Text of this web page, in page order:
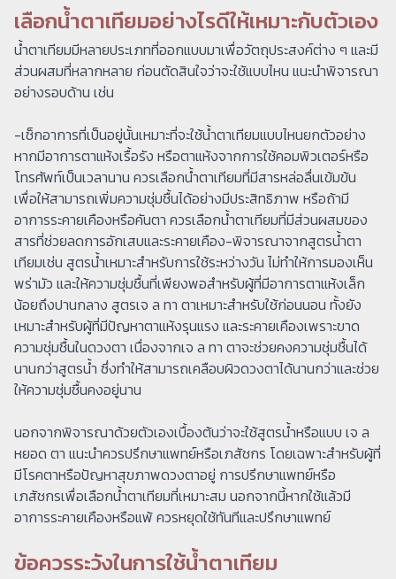
เลือกน้ำตาเทียมอย่างไรดีให้เหมาะกับตัวเอง
น้ำตาเทียมมีหลายประเภทที่ออกแบบมาเพื่อวัตถุประสงค์ต่าง ๆ และมี
ส่วนผสมที่หลากหลาย ก่อนตัดสินใจว่าจะใช้แบบไหน แนะนำพิจารณา
อย่างรอบด้าน เช่น
-เช็กอาการที่เป็นอยู่นั้นเหมาะที่จะใช้น้ำตาเทียมแบบไหนยกตัวอย่าง
หากมีอาการตาแห้งเรื้อรัง หรือตาแห้งจากการใช้คอมพิวเตอร์หรือ
โทรศัพท์เป็นเวลานาน ควรเลือกน้ำตาเทียมที่มีสารหล่อลื่นเข้มข้น
เพื่อให้สามารถเพิ่มความชุ่มชื้นได้อย่างมีประสิทธิภาพ หรือถ้ามี
อาการระคายเคืองหรือคันตา ควรเลือกน้ำตาเทียมที่มีส่วนผสมของ
สารที่ช่วยลดการอักเสบและระคายเคือง-พิจารณาจากสูตรน้ำตา
เทียมเช่น สูตรน้ำเหมาะสำหรับการใช้ระหว่างวัน ไม่ทำให้การมองเห็น
พร่ามัว และให้ความชุ่มชื้นที่เพียงพอสำหรับผู้ที่มีอาการตาแห้งเล็ก
น้อยถึงปานกลาง สูตรเจ ล ทา ตาเหมาะสำหรับใช้ก่อนนอน ทั้งยัง
เหมาะสำหรับผู้ที่มีปัญหาตาแห้งรุนแรง และระคายเคืองเพราะขาด
ความชุ่มชื้นในดวงตา เนื่องจากเจ ล ทา ตาจะช่วยคงความชุ่มชื้นได้
นานกว่าสูตรน้ำ ซึ่งทำให้สามารถเคลือบผิวดวงตาได้นานกว่าและช่วย
ให้ความชุ่มชื้นคงอยู่นาน
นอกจากพิจารณาด้วยตัวเองเบื้องต้นว่าจะใช้สูตรน้ำหรือแบบ เจ ล
หยอด ตา แนะนำควรปรึกษาแพทย์หรือเภสัชกร โดยเฉพาะสำหรับผู้ที่
มีโรคตาหรือปัญหาสุขภาพดวงตาอยู่ การปรึกษาแพทย์หรือ
เภสัชกรเพื่อเลือกน้ำตาเทียมที่เหมาะสม นอกจากนี้หากใช้แล้วมี
อาการระคายเคืองหรือแพ้ ควรหยุดใช้ทันทีและปรึกษาแพทย์
ข้อควรระวังในการใช้น้ำตาเทียม